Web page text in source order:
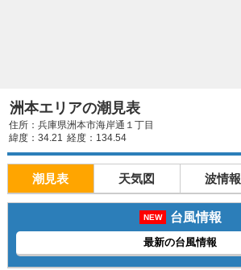
洲本エリアの潮見表
住所：兵庫県洲本市海岸通１丁目
緯度：34.21 経度：134.54
潮見表 天気図 波情報
NEW 台風情報
最新の台風情報